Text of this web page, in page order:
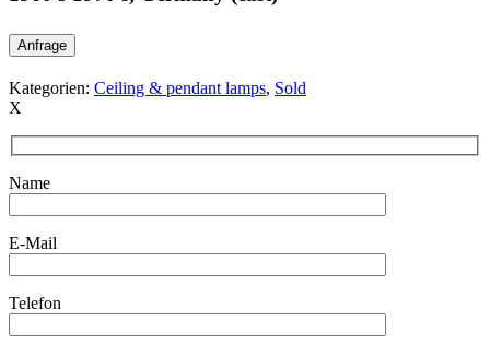
Anfrage
Kategorien: Ceiling & pendant lamps, Sold
X
Name
E-Mail
Telefon